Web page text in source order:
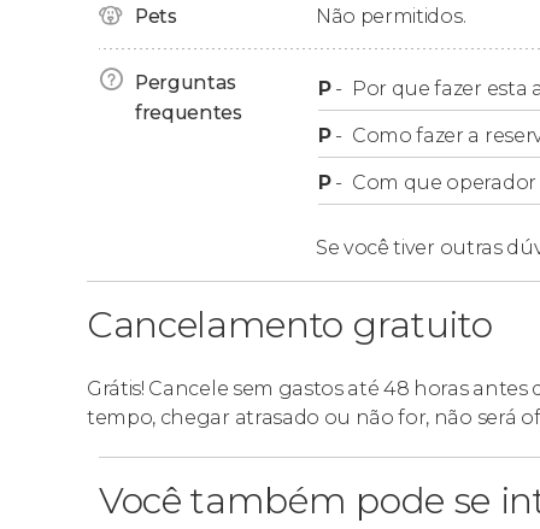
Caranguejo com coco ou sopa de marisco
Peixe na grelha com curry maldivo ou
Menu vegetariano
Rolinho primavera com verduras ou anéis
Creme de champignon ou sopa de
Pets Não permitidos.
Perguntas
frequentes
P- Por que fazer esta
P- Como fazer a
P- Com que
Se você tiver outras
Cancelamento gratuito
Grátis! Cancele sem gastos até 48 horas
tempo, chegar atrasado ou não for, não será
Você também pode se